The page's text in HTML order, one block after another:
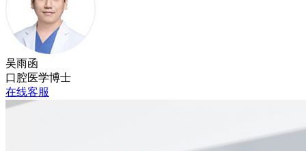
吴雨函
口腔医学博士
在线客服